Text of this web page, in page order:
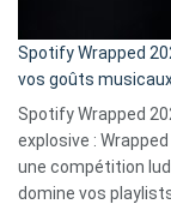
Spotify Wrapped
vos goûts
Spotify Wrapped
explosive :
une compétition
domine vos